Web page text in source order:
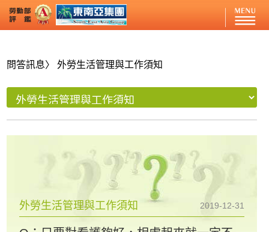
問答訊息〉 外勞生活管理與工作須知
2019-12-31
外勞生活管理與工作須知